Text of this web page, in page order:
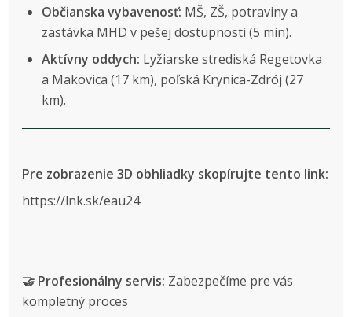
Občianska vybavenosť: MŠ, ZŠ, potraviny a
zastávka MHD v pešej dostupnosti (5 min).
Aktívny oddych: Lyžiarske strediská Regetovka
a Makovica (17 km), poľská Krynica-Zdrój (27
km).
Pre zobrazenie 3D obhliadky skopírujte tento link:
https://lnk.sk/eau24
🤝 Profesionálny servis: Zabezpečíme pre vás
kompletný proces